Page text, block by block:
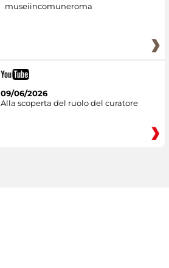
museiincomuneroma
09/06/2026
Alla scoperta del ruolo del curatore